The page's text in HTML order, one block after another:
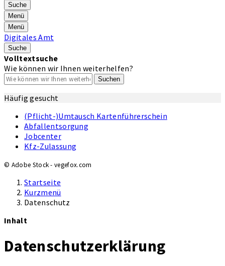
Suche
Menü
Menü
Digitales Amt
Suche
Volltextsuche
Wie können wir Ihnen weiterhelfen?
Suchen
Häufig gesucht
(Pflicht-)Umtausch Kartenführerschein
Abfallentsorgung
Jobcenter
Kfz-Zulassung
© Adobe Stock - vegefox.com
Startseite
Kurzmenü
Datenschutz
Inhalt
Datenschutzerklärung